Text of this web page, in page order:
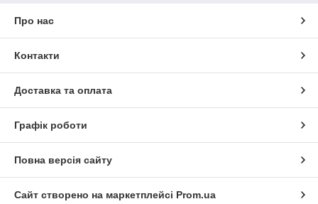
Про нас
Контакти
Доставка та оплата
Графік роботи
Повна версія сайту
Сайт створено на маркетплейсі Prom.ua